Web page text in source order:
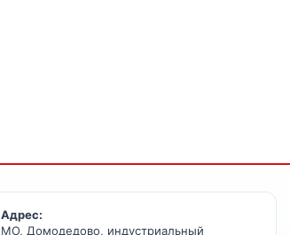
Адрес:
МО, Домодедово, индустриальный